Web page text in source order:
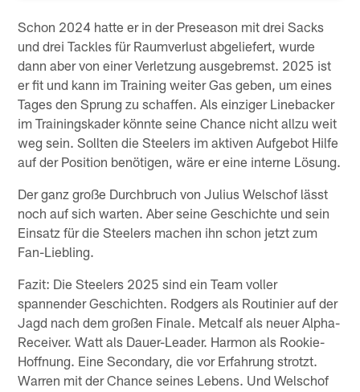
Schon 2024 hatte er in der Preseason mit drei Sacks
und drei Tackles für Raumverlust abgeliefert, wurde
dann aber von einer Verletzung ausgebremst. 2025 ist
er fit und kann im Training weiter Gas geben, um eines
Tages den Sprung zu schaffen. Als einziger Linebacker
im Trainingskader könnte seine Chance nicht allzu weit
weg sein. Sollten die Steelers im aktiven Aufgebot Hilfe
auf der Position benötigen, wäre er eine interne Lösung.
Der ganz große Durchbruch von Julius Welschof lässt
noch auf sich warten. Aber seine Geschichte und sein
Einsatz für die Steelers machen ihn schon jetzt zum
Fan-Liebling.
Fazit: Die Steelers 2025 sind ein Team voller
spannender Geschichten. Rodgers als Routinier auf der
Jagd nach dem großen Finale. Metcalf als neuer Alpha-
Receiver. Watt als Dauer-Leader. Harmon als Rookie-
Hoffnung. Eine Secondary, die vor Erfahrung strotzt.
Warren mit der Chance seines Lebens. Und Welschof